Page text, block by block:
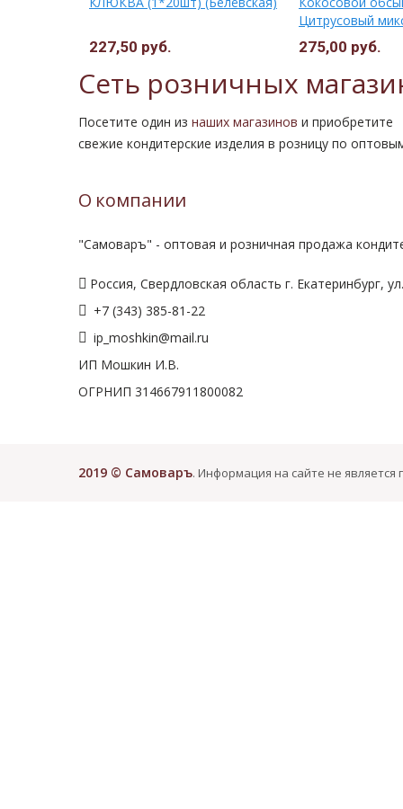
227,50 руб.
Цитрусовый
(Белёвская)
275,00 руб.
Сеть розничных
Посетите один из наших магазинов и приобретите
свежие кондитерские изделия в розницу по
О компании
"Самоваръ" - оптовая и розничная продажа
Россия, Свердловская область г. Екатеринбург,
+7 (343) 385-81-22
ip_moshkin@mail.ru
ИП Мошкин И.В.
ОГРНИП 314667911800082
2019 © Самоваръ. Информация на сайте не является